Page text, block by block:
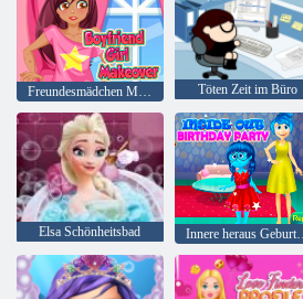
Töten Zeit im Büro
Elsa Schönheitsbad Innere heraus Geburtstagsfeier